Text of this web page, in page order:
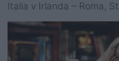
Italia v Irlanda – Roma,